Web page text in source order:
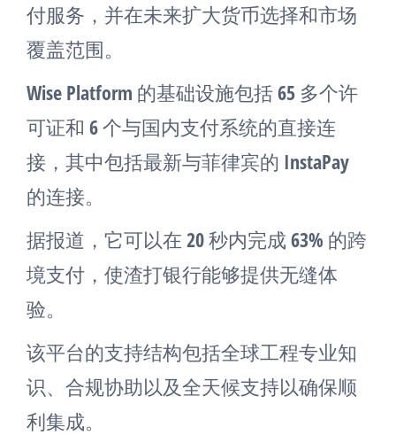
付服务，并在未来扩大货币选择和市场
覆盖范围。
Wise Platform 的基础设施包括 65 多个许
可证和 6 个与国内支付系统的直接连
接，其中包括最新与菲律宾的 InstaPay
的连接。
据报道，它可以在 20 秒内完成 63% 的跨
境支付，使渣打银行能够提供无缝体
验。
该平台的支持结构包括全球工程专业知
识、合规协助以及全天候支持以确保顺
利集成。